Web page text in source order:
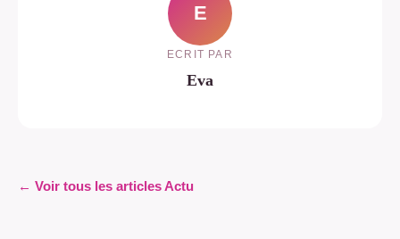
E
ECRIT PAR
Eva
← Voir tous les articles Actu